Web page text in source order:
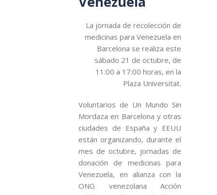
La jornada de recolección de
medicinas para Venezuela en
Barcelona se realiza este
sábado 21 de octubre, de
11:00 a 17:00 horas, en la
Plaza Universitat.
Voluntarios de Un Mundo Sin
Mordaza en Barcelona y otras
ciudades de España y EEUU
están organizando, durante el
mes de octubre, jornadas de
donación de medicinas para
Venezuela, en alianza con la
ONG venezolana Acción